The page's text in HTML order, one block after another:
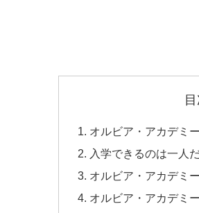
オルビア・アカデミ
入学できるのは一人
オルビア・アカデミ
オルビア・アカデミ